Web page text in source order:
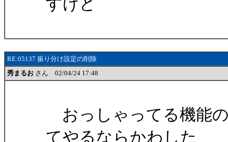
RE:05137 振り分け設定の削除
秀まるお さん 02/04/24 17:48
おっしゃってる機能
てやるならかわした